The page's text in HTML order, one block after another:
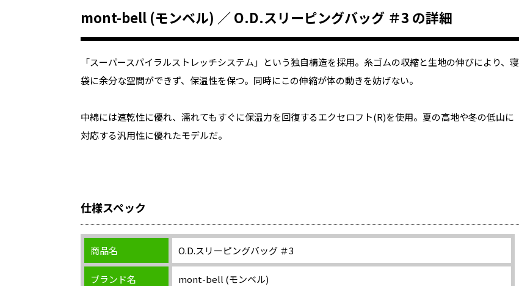
mont-bell (モンベル) ／ O.D.スリーピングバッグ ＃3 の詳細
「スーパースパイラルストレッチシステム」という独自構造を採用。糸ゴムの収縮と生地の伸びにより、寝
袋に余分な空間ができず、保温性を保つ。同時にこの伸縮が体の動きを妨げない。
中綿には速乾性に優れ、濡れてもすぐに保温力を回復するエクセロフト(R)を使用。夏の高地や冬の低山に
対応する汎用性に優れたモデルだ。
仕様スペック
商品名 O.D.スリーピングバッグ ＃3
ブランド名 mont-bell (モンベル)